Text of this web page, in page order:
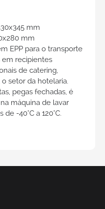
mm
mm
EPP para o transporte
recipientes
de catering,
setor da hotelaria.
pegas fechadas, é
máquina de lavar
-40°C a 120°C.